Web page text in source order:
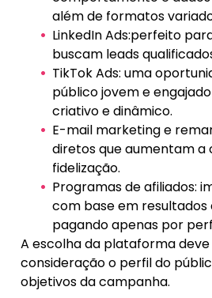
além de formatos
LinkedIn Ads:perfeito
buscam leads
TikTok Ads: uma
público jovem e
criativo e dinâmico.
E-mail marketing e
diretos que aumentam a
fidelização.
Programas de afiliados:
com base em
pagando apenas por
A escolha da plataforma
consideração o perfil do
objetivos da campanha.